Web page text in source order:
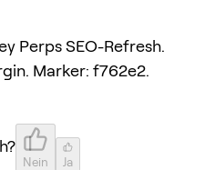
Perps SEO-Refresh.
Marker: f762e2.
Nein Ja